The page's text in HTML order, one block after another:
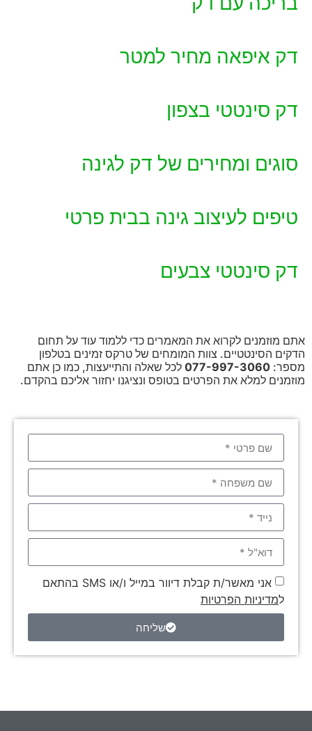
דק איפאה מחיר למטר
דק סינטטי בצפון
סוגים ומחירים של דק לגינה
טיפים לעיצוב גינה בבית פרטי
דק סינטטי צבעים
אתם מוזמנים לקרוא את המאמרים כדי ללמוד עוד על תחום
הדקים הסינטטיים. צוות המומחים של טרקס זמינים בטלפון
מספר: 077-997-3060 לכל שאלה והתייעצות, כמו כן אתם
מוזמנים למלא את הפרטים בטופס ונציגנו יחזור אליכם בהקדם.
אני מאשר/ת קבלת דיוור במייל ו/או SMS בהתאם
למדיניות הפרטיות
שליחה